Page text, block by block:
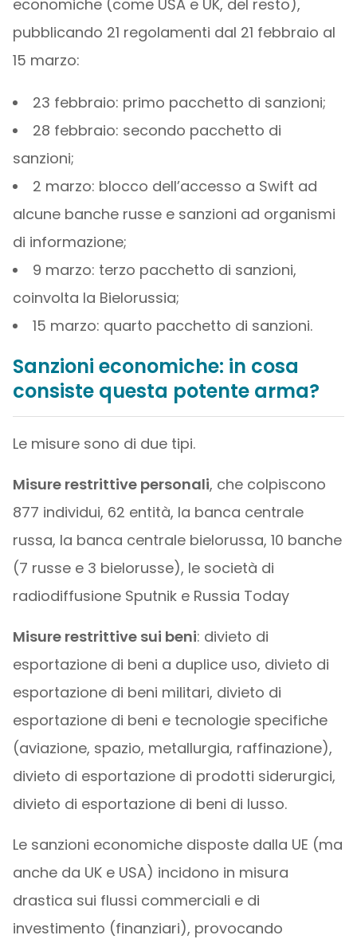
economiche (come USA e UK, del resto),
pubblicando 21 regolamenti dal 21 febbraio al
15 marzo:
23 febbraio: primo pacchetto di sanzioni;
28 febbraio: secondo pacchetto di
sanzioni;
2 marzo: blocco dell’accesso a Swift ad
alcune banche russe e sanzioni ad organismi
di informazione;
9 marzo: terzo pacchetto di sanzioni,
coinvolta la Bielorussia;
15 marzo: quarto pacchetto di sanzioni.
Sanzioni economiche: in cosa
consiste questa potente arma?
Le misure sono di due tipi.
Misure restrittive personali, che colpiscono
877 individui, 62 entità, la banca centrale
russa, la banca centrale bielorussa, 10 banche
(7 russe e 3 bielorusse), le società di
radiodiffusione Sputnik e Russia Today
Misure restrittive sui beni: divieto di
esportazione di beni a duplice uso, divieto di
esportazione di beni militari, divieto di
esportazione di beni e tecnologie specifiche
(aviazione, spazio, metallurgia, raffinazione),
divieto di esportazione di prodotti siderurgici,
divieto di esportazione di beni di lusso.
Le sanzioni economiche disposte dalla UE (ma
anche da UK e USA) incidono in misura
drastica sui flussi commerciali e di
investimento (finanziari), provocando